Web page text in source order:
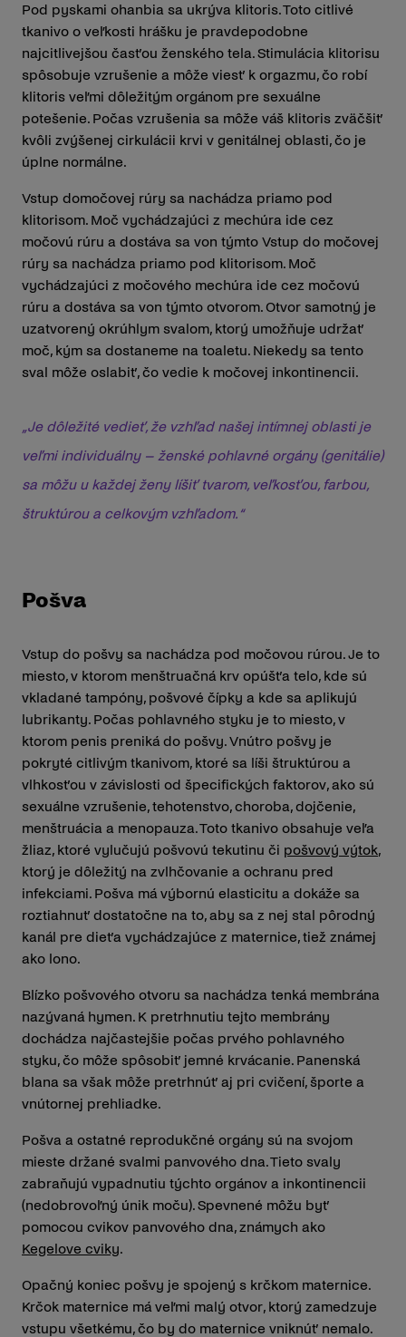
Pod pyskami ohanbia sa ukrýva klitoris. Toto citlivé
tkanivo o veľkosti hrášku je pravdepodobne
najcitlivejšou časťou ženského tela. Stimulácia klitorisu
spôsobuje vzrušenie a môže viesť k orgazmu, čo robí
klitoris veľmi dôležitým orgánom pre sexuálne
potešenie. Počas vzrušenia sa môže váš klitoris zväčšiť
kvôli zvýšenej cirkulácii krvi v genitálnej oblasti, čo je
úplne normálne.
Vstup domočovej rúry sa nachádza priamo pod
klitorisom. Moč vychádzajúci z mechúra ide cez
močovú rúru a dostáva sa von týmto Vstup do močovej
rúry sa nachádza priamo pod klitorisom. Moč
vychádzajúci z močového mechúra ide cez močovú
rúru a dostáva sa von týmto otvorom. Otvor samotný je
uzatvorený okrúhlym svalom, ktorý umožňuje udržať
moč, kým sa dostaneme na toaletu. Niekedy sa tento
sval môže oslabiť, čo vedie k močovej inkontinencii.
„Je dôležité vedieť, že vzhľad našej intímnej oblasti je
veľmi individuálny – ženské pohlavné orgány (genitálie)
sa môžu u každej ženy líšiť tvarom, veľkosťou, farbou,
štruktúrou a celkovým vzhľadom.“
Pošva
Vstup do pošvy sa nachádza pod močovou rúrou. Je to
miesto, v ktorom menštruačná krv opúšťa telo, kde sú
vkladané tampóny, pošvové čípky a kde sa aplikujú
lubrikanty. Počas pohlavného styku je to miesto, v
ktorom penis preniká do pošvy. Vnútro pošvy je
pokryté citlivým tkanivom, ktoré sa líši štruktúrou a
vlhkosťou v závislosti od špecifických faktorov, ako sú
sexuálne vzrušenie, tehotenstvo, choroba, dojčenie,
menštruácia a menopauza. Toto tkanivo obsahuje veľa
žliaz, ktoré vylučujú pošvovú tekutinu či pošvový výtok,
ktorý je dôležitý na zvlhčovanie a ochranu pred
infekciami. Pošva má výbornú elasticitu a dokáže sa
roztiahnuť dostatočne na to, aby sa z nej stal pôrodný
kanál pre dieťa vychádzajúce z maternice, tiež známej
ako lono.
Blízko pošvového otvoru sa nachádza tenká membrána
nazývaná hymen. K pretrhnutiu tejto membrány
dochádza najčastejšie počas prvého pohlavného
styku, čo môže spôsobiť jemné krvácanie. Panenská
blana sa však môže pretrhnúť aj pri cvičení, športe a
vnútornej prehliadke.
Pošva a ostatné reprodukčné orgány sú na svojom
mieste držané svalmi panvového dna. Tieto svaly
zabraňujú vypadnutiu týchto orgánov a inkontinencii
(nedobrovoľný únik moču). Spevnené môžu byť
pomocou cvikov panvového dna, známych ako
Kegelove cviky.
Opačný koniec pošvy je spojený s krčkom maternice.
Krčok maternice má veľmi malý otvor, ktorý zamedzuje
vstupu všetkému, čo by do maternice vniknúť nemalo.